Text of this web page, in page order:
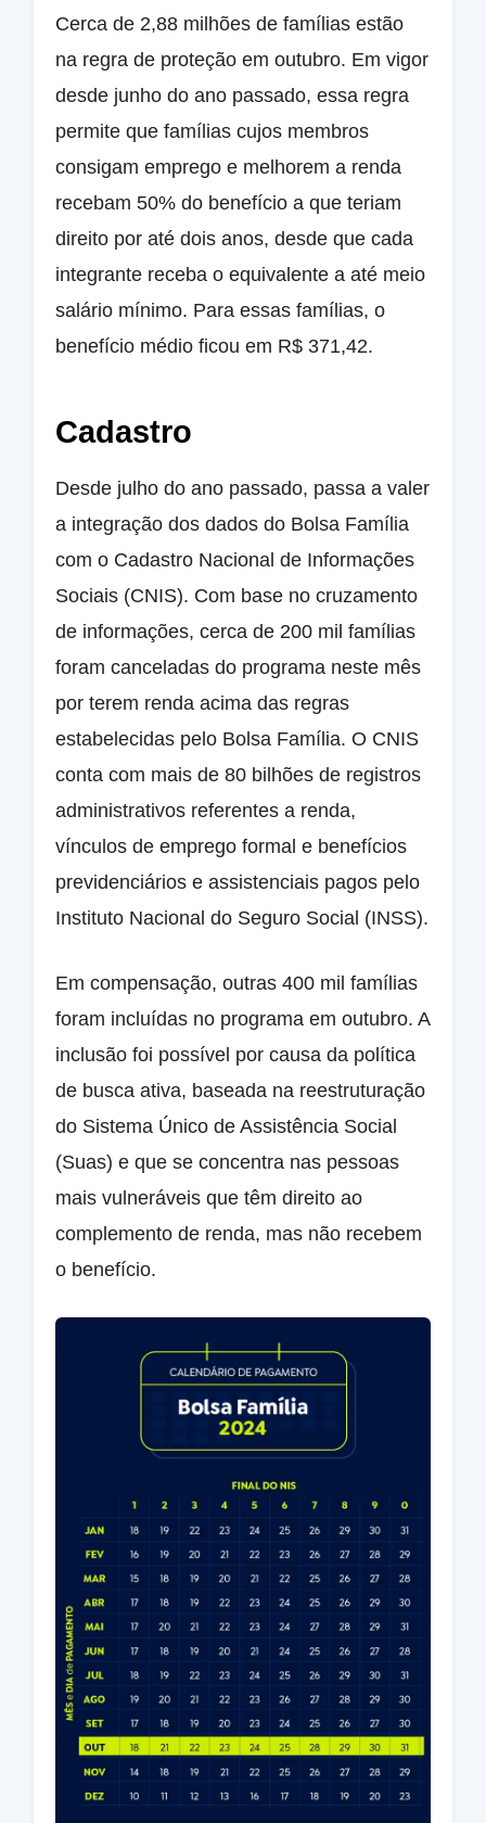
Cerca de 2,88 milhões de famílias estão
na regra de proteção em outubro. Em vigor
desde junho do ano passado, essa regra
permite que famílias cujos membros
consigam emprego e melhorem a renda
recebam 50% do benefício a que teriam
direito por até dois anos, desde que cada
integrante receba o equivalente a até meio
salário mínimo. Para essas famílias, o
benefício médio ficou em R$ 371,42.
Cadastro
Desde julho do ano passado, passa a valer
a integração dos dados do Bolsa Família
com o Cadastro Nacional de Informações
Sociais (CNIS). Com base no cruzamento
de informações, cerca de 200 mil famílias
foram canceladas do programa neste mês
por terem renda acima das regras
estabelecidas pelo Bolsa Família. O CNIS
conta com mais de 80 bilhões de registros
administrativos referentes a renda,
vínculos de emprego formal e benefícios
previdenciários e assistenciais pagos pelo
Instituto Nacional do Seguro Social (INSS).
Em compensação, outras 400 mil famílias
foram incluídas no programa em outubro. A
inclusão foi possível por causa da política
de busca ativa, baseada na reestruturação
do Sistema Único de Assistência Social
(Suas) e que se concentra nas pessoas
mais vulneráveis que têm direito ao
complemento de renda, mas não recebem
o benefício.